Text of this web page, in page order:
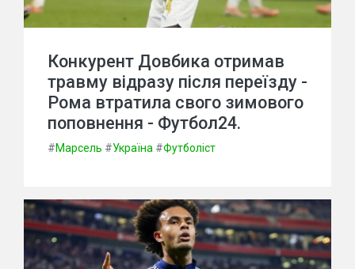
Конкурент Довбика отримав
травму відразу після переїзду -
Рома втратила свого зимового
поповнення - Футбол24.
#Марсель #Україна #Футболіст